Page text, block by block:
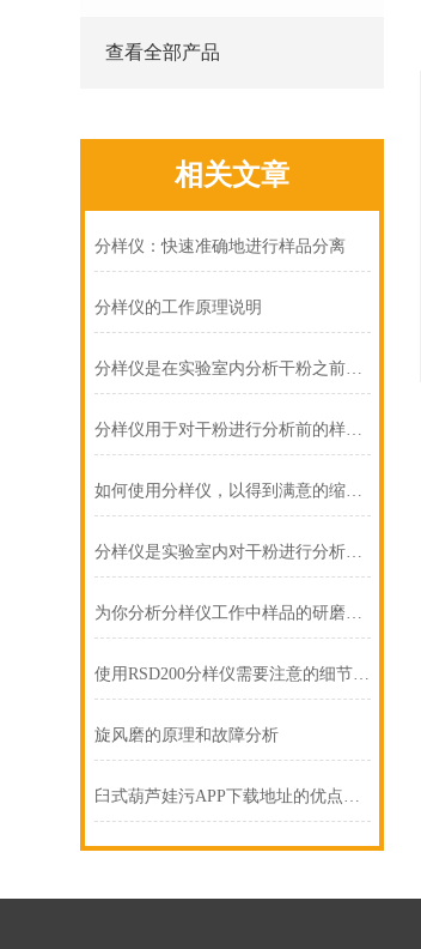
查看全部产品
相关文章
分样仪：快速准确地进行样品分离
分样仪的工作原理说明
分样仪是在实验室内分析干粉之前的样品分离装置
分样仪用于对干粉进行分析前的样品缩分
如何使用分样仪，以得到满意的缩分样品量？
分样仪是实验室内对干粉进行分析前的样品缩分仪器
为你分析分样仪工作中样品的研磨过程
使用RSD200分样仪需要注意的细节有哪些？
旋风磨的原理和故障分析
臼式葫芦娃污APP下载地址的优点介绍